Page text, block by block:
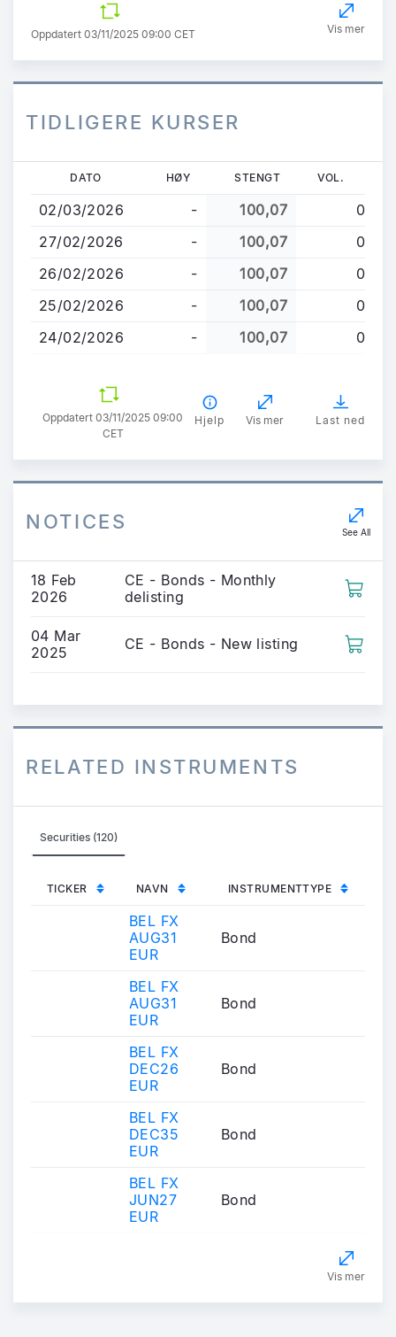
Oppdatert 03/11/2025 09:00 CET Vis mer
TIDLIGERE KURSER
hovedinnhold
DATO HØY STENGT VOL.
02/03/2026 - 100,07
0
27/02/2026
- 100,07
0
26/02/2026
- 100,07
0
25/02/2026
- 100,07
0
24/02/2026
- 100,07 0
Oppdatert 03/11/2025 09:00
CET
Hjelp Vis mer Last ned
NOTICES See All
18 Feb
2026
CE - Bonds - Monthly
delisting
04 Mar
2025
CE - Bonds - New listing
RELATED INSTRUMENTS
Securities (120)
TICKER NAVN INSTRUMENTTYPE
BEL FX
AUG31
EUR
Bond
BEL FX
AUG31
EUR
Bond
BEL FX
DEC26
EUR
Bond
BEL FX
DEC35
EUR
Bond
BEL FX
JUN27
EUR
Bond
Vis mer